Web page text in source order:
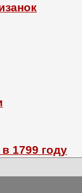
1799 году